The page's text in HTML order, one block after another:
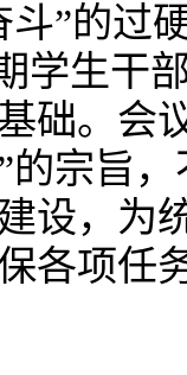
”的过
学生干
础。会
的宗旨
设，为
各项任